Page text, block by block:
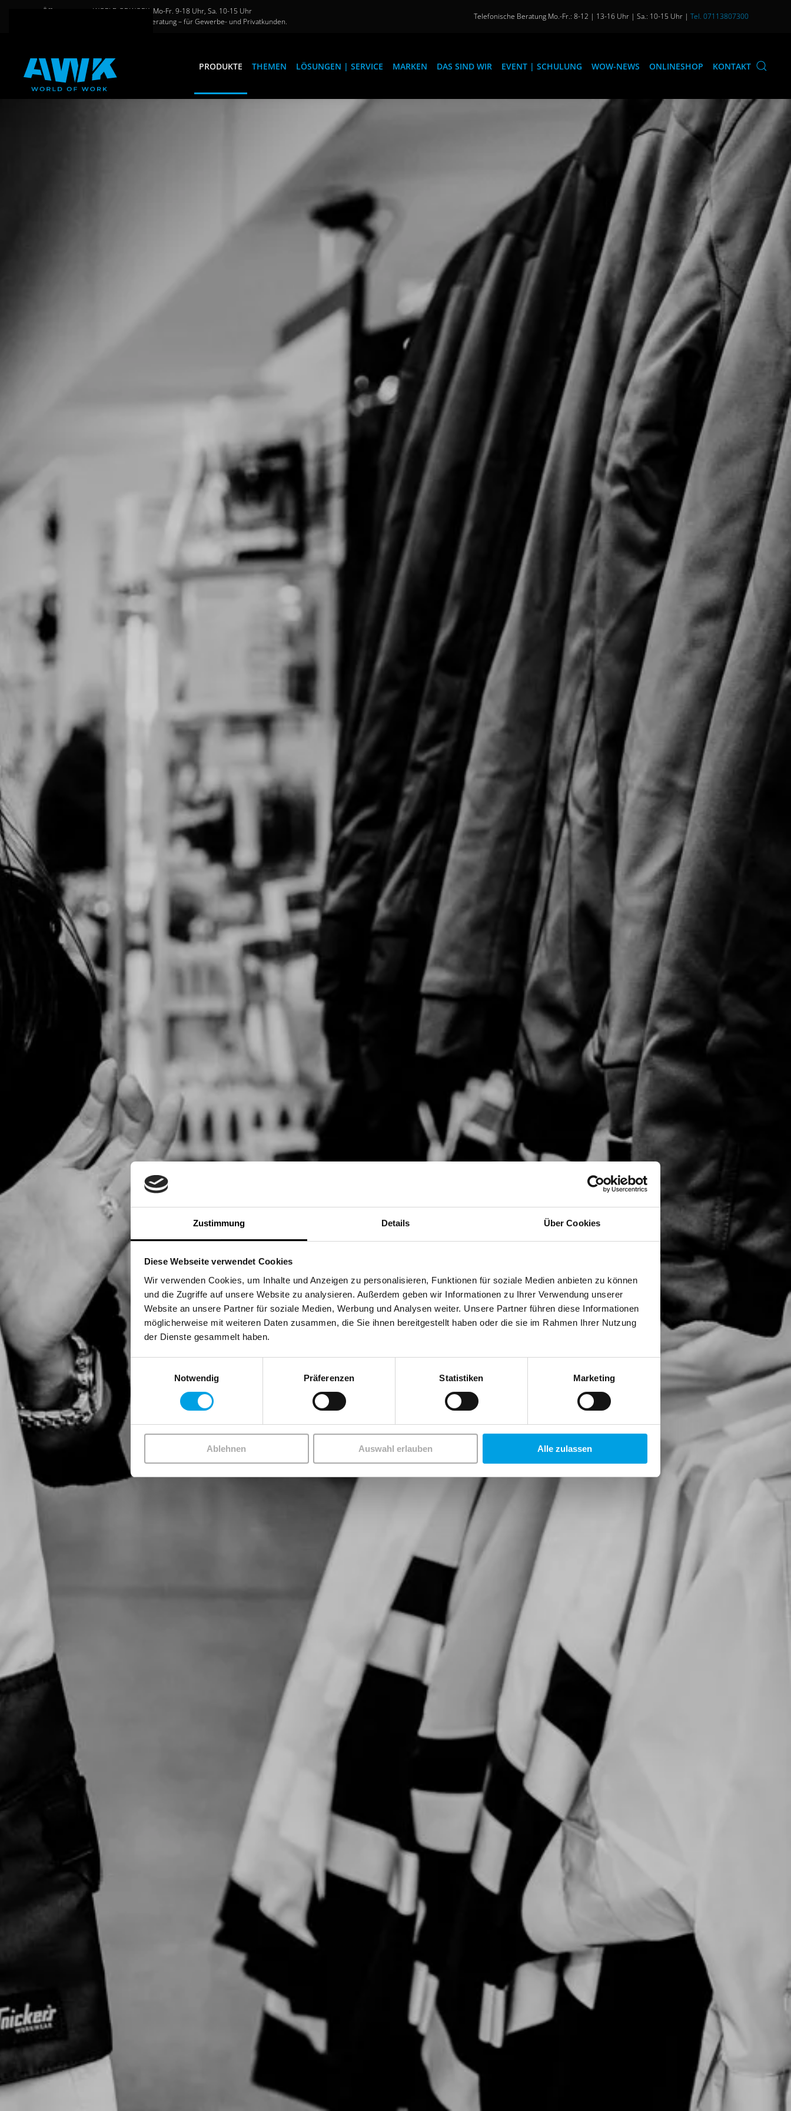
Zustimmung Details Über Cookies
Diese Webseite verwendet Cookies
Wir verwenden Cookies, um Inhalte und Anzeigen zu personalisieren, Funktionen für soziale Medien anbieten zu können
und die Zugriffe auf unsere Website zu analysieren. Außerdem geben wir Informationen zu Ihrer Verwendung unserer
Website an unsere Partner für soziale Medien, Werbung und Analysen weiter. Unsere Partner führen diese Informationen
möglicherweise mit weiteren Daten zusammen, die Sie ihnen bereitgestellt haben oder die sie im Rahmen Ihrer Nutzung
der Dienste gesammelt haben.
Notwendig
Präferenzen Statistiken Marketing
Ablehnen Auswahl erlauben Alle zulassen
Öffnungszeiten WORLD OF WORK: Mo-Fr. 9-18 Uhr, Sa. 10-15 Uhr
Große Auswahl und persönliche Beratung – für Gewerbe- und Privatkunden.
Telefonische Beratung Mo.-Fr.: 8-12 | 13-16 Uhr | Sa.: 10-15 Uhr | Tel. 07113807300
PRODUKTE THEMEN LÖSUNGEN | SERVICE MARKEN DAS SIND WIR EVENT | SCHULUNG WOW-NEWS ONLINESHOP KONTAKT